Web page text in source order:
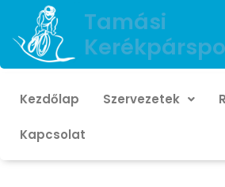
Tamási
Kezdőlap Szervezetek
Kapcsolat